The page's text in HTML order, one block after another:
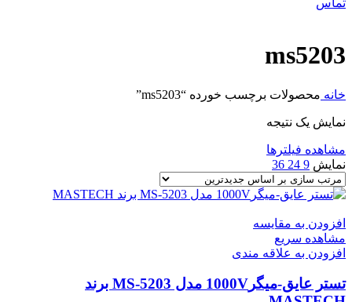
تماس
ms5203
خانه محصولات برچسب خورده “ms5203”
نمایش یک نتیجه
مشاهده فیلترها
نمایش 9
24
36
افزودن به مقایسه
مشاهده سریع
افزودن به علاقه مندی
تستر عایق-میگر1000V مدل MS-5203 برند